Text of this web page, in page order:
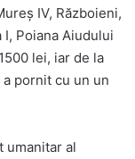
IV, Războieni,
Poiana Aiudului
lei, iar de la
pornit cu un un
umanitar al